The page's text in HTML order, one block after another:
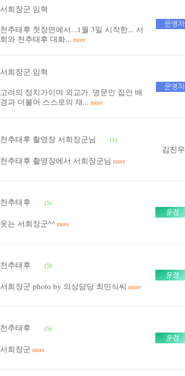
서희장군 임혁
천추태후 첫장면에서...1월 3일 시작한... 서
희와 천추태후 대화... more
서희장군 임혁
고려의 정치가이며 외교가. 명문인 집안 배
경과 더불어 스스로의 재... more
천추태후 촬영장 서희장군님 (1)
천추태후 촬영장에서 서희장군님 more
김진우
천추태후 (5)
웃는 서희장군^^more
천추태후 (5)
서희장군 photo by 의상담당 최민식씨 more
천추태후 (5)
서희장군 more